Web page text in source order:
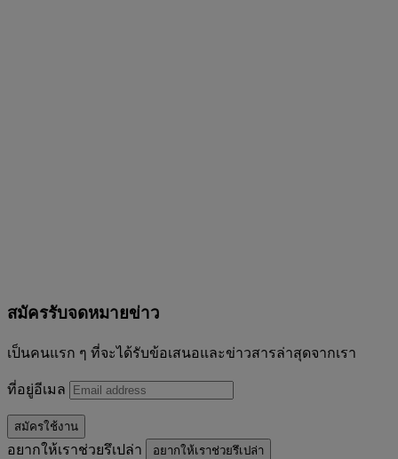
สมัครรับจดหมายข่าว
เป็นคนแรก ๆ ที่จะได้รับข้อเสนอและข่าวสารล่าสุดจากเรา
ที่อยู่อีเมล
สมัครใช้งาน
อยากให้เราช่วยรึเปล่า อยากให้เราช่วยรึเปล่า